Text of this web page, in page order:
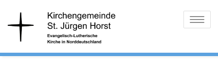
St. Jürgen
Kirchengemeinde
Toggle